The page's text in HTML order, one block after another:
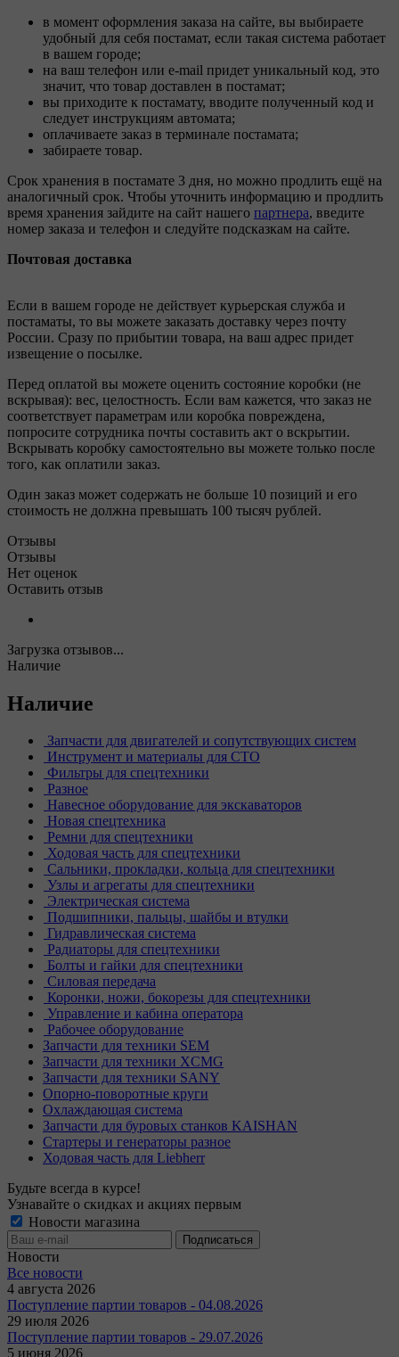
в момент оформления заказа на сайте, вы выбираете
удобный для себя постамат, если такая система работает
в вашем городе;
на ваш телефон или e-mail придет уникальный код, это
значит, что товар доставлен в постамат;
вы приходите к постамату, вводите полученный код и
следует инструкциям автомата;
оплачиваете заказ в терминале постамата;
забираете товар.
Срок хранения в постамате 3 дня, но можно продлить ещё на
аналогичный срок. Чтобы уточнить информацию и продлить
время хранения зайдите на сайт нашего партнера, введите
номер заказа и телефон и следуйте подсказкам на сайте.
Почтовая доставка
Если в вашем городе не действует курьерская служба и
постаматы, то вы можете заказать доставку через почту
России. Сразу по прибытии товара, на ваш адрес придет
извещение о посылке.
Перед оплатой вы можете оценить состояние коробки (не
вскрывая): вес, целостность. Если вам кажется, что заказ не
соответствует параметрам или коробка повреждена,
попросите сотрудника почты составить акт о вскрытии.
Вскрывать коробку самостоятельно вы можете только после
того, как оплатили заказ.
Один заказ может содержать не больше 10 позиций и его
стоимость не должна превышать 100 тысяч рублей.
Отзывы
Отзывы
Нет оценок
Оставить отзыв
Загрузка отзывов...
Наличие
Наличие
Запчасти для двигателей и сопутствующих систем
Инструмент и материалы для СТО
Фильтры для спецтехники
Разное
Навесное оборудование для экскаваторов
Новая спецтехника
Ремни для спецтехники
Ходовая часть для спецтехники
Сальники, прокладки, кольца для спецтехники
Узлы и агрегаты для спецтехники
Электрическая система
Подшипники, пальцы, шайбы и втулки
Гидравлическая система
Радиаторы для спецтехники
Болты и гайки для спецтехники
Силовая передача
Коронки, ножи, бокорезы для спецтехники
Управление и кабина оператора
Рабочее оборудование
Запчасти для техники SEM
Запчасти для техники XCMG
Запчасти для техники SANY
Опорно-поворотные круги
Охлаждающая система
Запчасти для буровых станков KAISHAN
Стартеры и генераторы разное
Ходовая часть для Liebherr
Будьте всегда в курсе!
Узнавайте о скидках и акциях первым
Новости магазина
Новости
Все новости
4 августа 2026
Поступление партии товаров - 04.08.2026
29 июля 2026
Поступление партии товаров - 29.07.2026
5 июня 2026